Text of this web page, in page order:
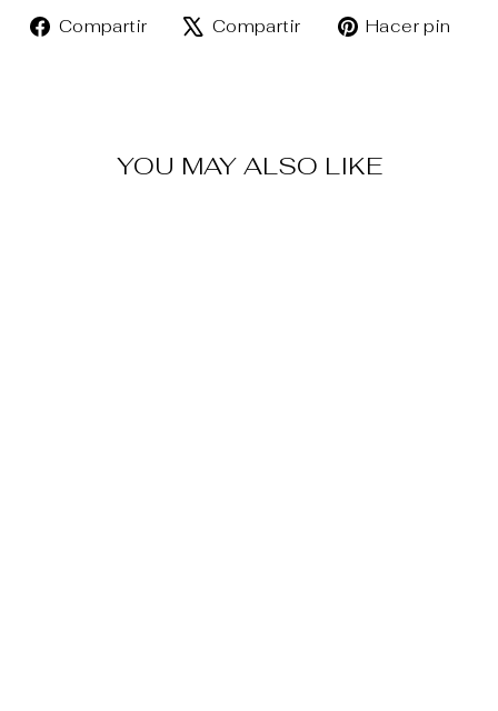
Compartir
CompartirCompartir
TuitearHacer pin
YOU MAY ALSO LIKE